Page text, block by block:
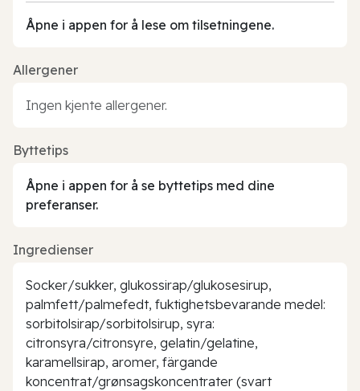
Åpne i appen for å lese om tilsetningene.
Allergener
Ingen kjente allergener.
Byttetips
Åpne i appen for å se byttetips med dine
preferanser.
Ingredienser
Socker/sukker, glukossirap/glukosesirup,
palmfett/palmefedt, fuktighetsbevarande medel:
sorbitolsirap/sorbitolsirup, syra:
citronsyra/citronsyre, gelatin/gelatine,
karamellsirap, aromer, färgande
koncentrat/grønsagskoncentrater (svart